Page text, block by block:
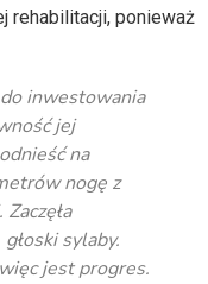
rehabilitacji, ponieważ
inwestowania
jej
na
nogę z
sylaby.
jest progres.